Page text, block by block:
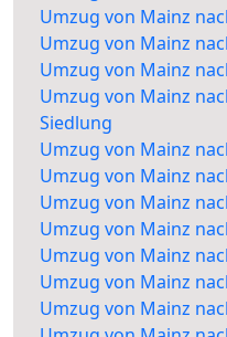
Umzug von Mainz
Umzug von Mainz
Umzug von Mainz
Umzug von Mainz
Siedlung
Umzug von Mainz
Umzug von Mainz
Umzug von Mainz
Umzug von Mainz
Umzug von Mainz
Umzug von Mainz
Umzug von Mainz